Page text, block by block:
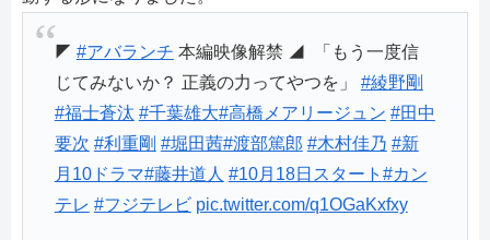
◤ #アバランチ 本編映像解禁 ◢ ⁡ 「もう一度信
じてみないか？ 正義の力ってやつを」 ⁡ #綾野剛
#福士蒼汰 #千葉雄大#高橋メアリージュン #田中
要次 #利重剛 #堀田茜#渡部篤郎 #木村佳乃 #新
月10ドラマ#藤井道人 #10月18日スタート #カン
テレ #フジテレビ pic.twitter.com/q1OGaKxfxy